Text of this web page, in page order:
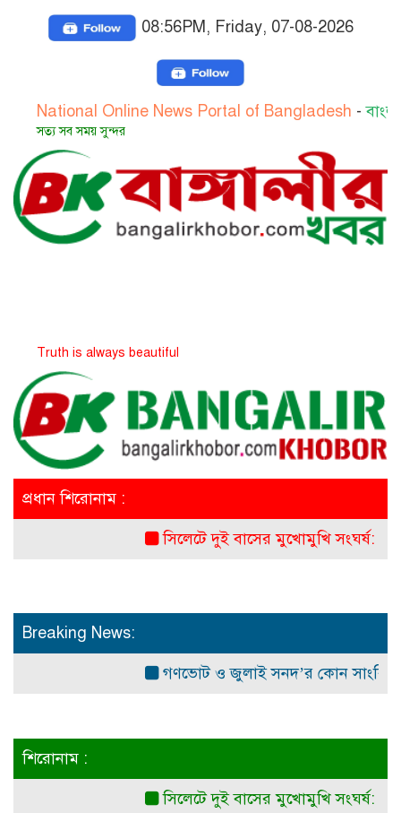
08:56PM, Friday, 07-08-2026
Online News Portal of Bangladesh- বাংলাদেশের
সময় সুন্দর
is always beautiful
প্রধান শিরোনাম :
সিলেটে দুই বাসের মুখোমুখি সংঘর্ষ: নিহত ৭
Breaking News:
গণভোট ও জুলাই সনদ’র কোন সাংবিধানিক
শিরোনাম :
সিলেটে দুই বাসের মুখোমুখি সংঘর্ষ: নিহত ৭